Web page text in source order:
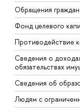
Обращения
Фонд целевого
Противодействие
Сведения о
обязательствах
Сведения об
Людям с